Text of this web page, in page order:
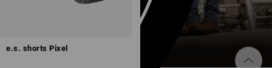
e.s. shorts Pixel